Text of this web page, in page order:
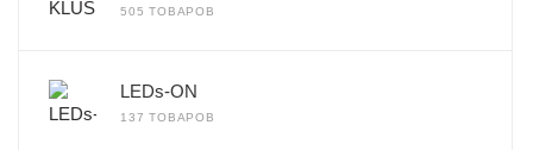
505 ТОВАРОВ
LEDs-ON
137 ТОВАРОВ